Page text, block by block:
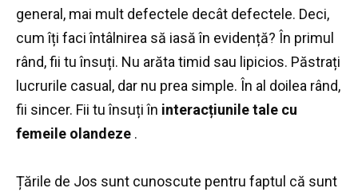
general, mai mult defectele decât defectele. Deci,
cum îți faci întâlnirea să iasă în evidență? În primul
rând, fii tu însuți. Nu arăta timid sau lipicios. Păstrați
lucrurile casual, dar nu prea simple. În al doilea rând,
fii sincer. Fii tu însuți în interacțiunile tale cu
femeile olandeze .
Țările de Jos sunt cunoscute pentru faptul că sunt